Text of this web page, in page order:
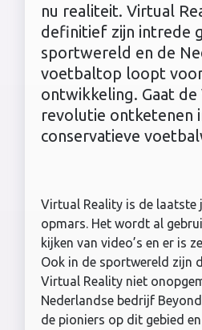
nu realiteit. Virtual
definitief zijn intrede
sportwereld en de
voetbaltop loopt
ontwikkeling. Gaat de
revolutie ontketenen
conservatieve
Virtual Reality is de laatste
opmars. Het wordt al
kijken van video’s en er is
Ook in de sportwereld zijn
Virtual Reality niet
Nederlandse bedrijf
de pioniers op dit gebied